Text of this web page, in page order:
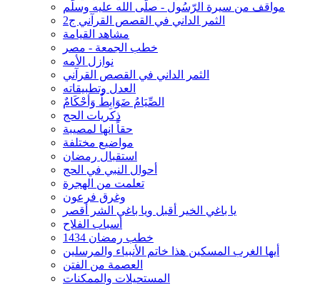
مواقف من سيرة الرّسُول - صلّى الله عليه وسلّم
الثمر الداني في القصص القرآني ج2
مشاهد القيامة
خطب الجمعة - مصر
نوازل الأمه
الثمر الداني في القصص القرآني
العدل وتطبيقاته
الصِّيَامُ ضَوَابِطٌ وَأحْكَامٌ
ذكريات الحج
حقاً انها لمصيبة
مواضيع مختلفة
استقبال رمضان
أحوال النبي في الحج
تعلمت من الهجرة
وغرق فرعون
يا باغي الخير أقبل ويا باغي الشر أقصر
أسباب الفلاح
خطب رمضان 1434
أيها الغرب المسكين هذا خاتم الأنبياء والمرسلين
العصمة من الفتن
المستحيلات والممكنات